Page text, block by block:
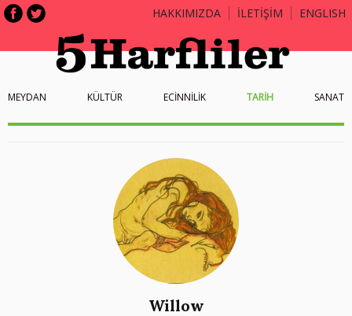
HAKKIMIZDA İLETİŞİM ENGLISH
MEYDAN KÜLTÜR ECİNNİLİK TARİH SANAT
Willow